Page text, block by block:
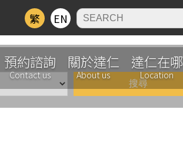
繁 EN
預約諮詢
Contact us
關於達仁
About us
達仁在哪
Location